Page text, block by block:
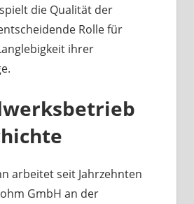
die Qualität der
Rolle für
ihrer
arbeitet seit Jahrzehnten
GmbH an der